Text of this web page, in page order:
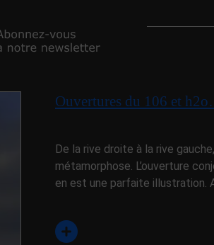
Ouvertures du 106 et
De la rive droite à la rive
métamorphose. L’ouverture
en est une parfaite illustration.